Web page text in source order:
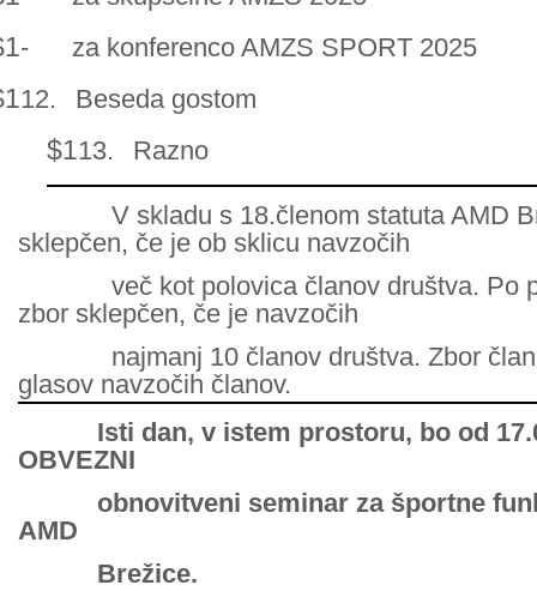
- za konferenco AMZS SPORT 2025
12. Beseda gostom
$113. Razno
V skladu s 18.členom statuta AMD
sklepčen, če je ob
več kot polovica članov društva. Po
zbor sklepčen, če je navzočih
najmanj 10 članov društva. Zbor
glasov navzočih članov.
Isti dan, v istem prostoru, bo od
OBVEZNI
obnovitveni seminar za športne
AMD
Brežice.